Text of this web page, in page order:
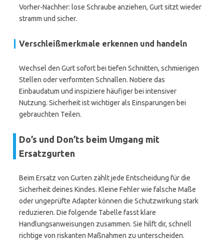
Vorher-Nachher: lose Schraube anziehen, Gurt sitzt wieder
stramm und sicher.
Verschleißmerkmale erkennen und handeln
Wechsel den Gurt sofort bei tiefen Schnitten, schmierigen
Stellen oder verformten Schnallen. Notiere das
Einbaudatum und inspiziere häufiger bei intensiver
Nutzung. Sicherheit ist wichtiger als Einsparungen bei
gebrauchten Teilen.
Do’s und Don’ts beim Umgang mit
Ersatzgurten
Beim Ersatz von Gurten zählt jede Entscheidung für die
Sicherheit deines Kindes. Kleine Fehler wie falsche Maße
oder ungeprüfte Adapter können die Schutzwirkung stark
reduzieren. Die folgende Tabelle fasst klare
Handlungsanweisungen zusammen. Sie hilft dir, schnell
richtige von riskanten Maßnahmen zu unterscheiden.